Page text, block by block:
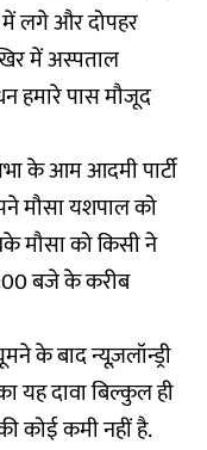
लगे और दोपहर
में अस्पताल
हमारे पास मौजूद
के आम आदमी पार्टी
मौसा यशपाल को
मौसा को किसी ने
बजे के करीब
के बाद न्यूज़लॉन्ड्री
यह दावा बिल्कुल ही
कोई कमी नहीं है.